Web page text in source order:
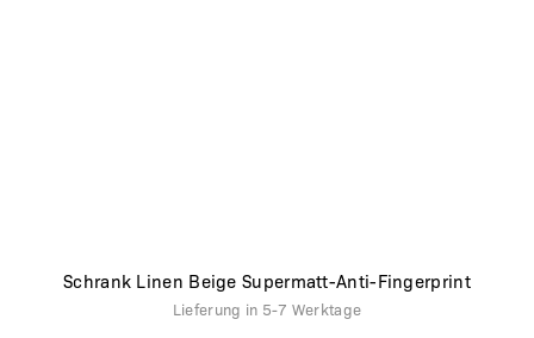
Schrank Linen Beige Supermatt-Anti-Fingerprint
Lieferung in 5-7 Werktage